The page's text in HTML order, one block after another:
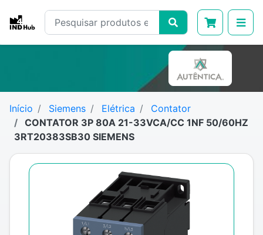
Início Siemens Elétrica
Contator
CONTATOR 3P 80A 21-33VCA/CC 1NF 50/60HZ
3RT20383SB30 SIEMENS